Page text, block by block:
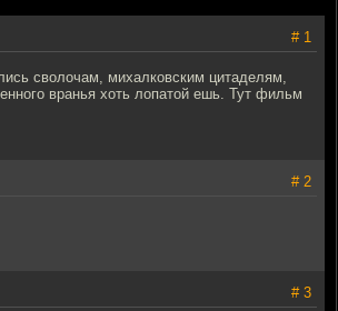
# 1
сволочам, михалковским цитаделям,
вранья хоть лопатой ешь. Тут фильм
# 2
# 3